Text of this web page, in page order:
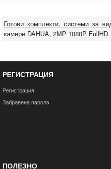
Готови комплекти, системи за
камери DAHUA, 2MP 1080P FullHD
РЕГИСТРАЦИЯ
Регистрация
Забравена парола
ПОЛЕЗНО